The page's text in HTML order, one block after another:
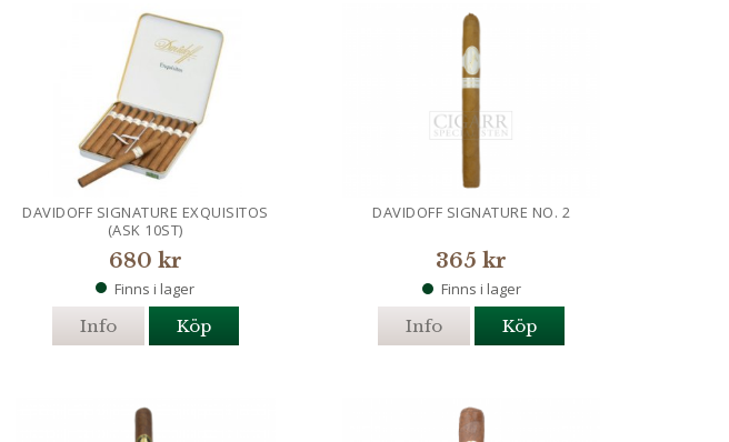
DAVIDOFF SIGNATURE EXQUISITOS
(ASK 10ST)
680 kr
Finns i lager
Info Köp
DAVIDOFF SIGNATURE NO. 2
365 kr
Finns i lager
Info Köp